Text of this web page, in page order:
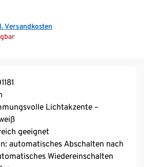
Versandkosten
Lichtakzente –
geeignet
automatisches Abschalten nach
Wiedereinschalten